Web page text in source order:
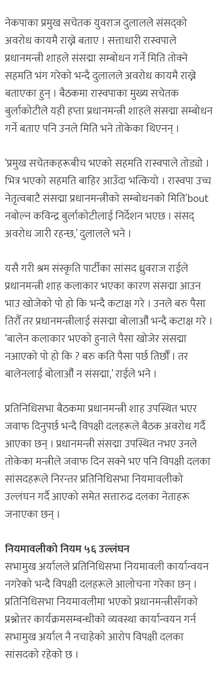
नेकपाका प्रमुख सचेतक युवराज दुलालले संसद्को
अवरोध कायमै राख्ने बताए । सत्ताधारी रास्वपाले
प्रधानमन्त्री शाहले संसद्मा सम्बोधन गर्ने मिति तोक्ने
सहमति भंग गरेको भन्दै दुलालले अवरोध कायमै राख्ने
बताएका हुन् । बैठकमा रास्वपाका मुख्य सचेतक
बुर्लाकोटीले यही हप्ता प्रधानमन्त्री शाहले संसद्मा सम्बोधन
गर्ने बताए पनि उनले मिति भने तोकेका थिएनन् ।
‘प्रमुख सचेतकहरूबीच भएको सहमति रास्वपाले तोड्यो ।
भित्र भएको सहमति बाहिर आउँदा भत्कियो । रास्वपा उच्च
नेतृत्वबाटै संसद्मा प्रधानमन्त्रीको सम्बोधनको मिति’bout
नबोल्न कविन्द्र बुर्लाकोटीलाई निर्देशन भएछ । संसद्
अवरोध जारी रहन्छ,’ दुलालले भने ।
यसै गरी श्रम संस्कृति पार्टीका सांसद ध्रुवराज राईले
प्रधानमन्त्री शाह कलाकार भएका कारण संसद्मा आउन
भाउ खोजेको पो हो कि भन्दै कटाक्ष गरे । उनले बरु पैसा
तिरौँ तर प्रधानमन्त्रीलाई संसद्मा बोलाऔँ भन्दै कटाक्ष गरे ।
‘बालेन कलाकार भएको हुनाले पैसा खोजेर संसद्मा
नआएको पो हो कि ? बरु कति पैसा पर्छ तिर्छौँ । तर
बालेनलाई बोलाऔँ न संसद्मा,’ राईले भने ।
प्रतिनिधिसभा बैठकमा प्रधानमन्त्री शाह उपस्थित भएर
जवाफ दिनुपर्छ भन्दै विपक्षी दलहरूले बैठक अवरोध गर्दै
आएका छन् । प्रधानमन्त्री संसद्मा उपस्थित नभए उनले
तोकेका मन्त्रीले जवाफ दिन सक्ने भए पनि विपक्षी दलका
सांसदहरूले निरन्तर प्रतिनिधिसभा नियमावलीको
उल्लंघन गर्दै आएको समेत सत्तारुढ दलका नेताहरू
जनाएका छन् ।
नियमावलीको नियम ५६ उल्लंघन
सभामुख अर्यालले प्रतिनिधिसभा नियमावली कार्यान्वयन
नगरेको भन्दै विपक्षी दलहरूले आलोचना गरेका छन् ।
प्रतिनिधिसभा नियमावलीमा भएको प्रधानमन्त्रीसँगको
प्रश्नोत्तर कार्यक्रमसम्बन्धीको व्यवस्था कार्यान्वयन गर्न
सभामुख अर्याल नै नचाहेको आरोप विपक्षी दलका
सांसदको रहेको छ ।